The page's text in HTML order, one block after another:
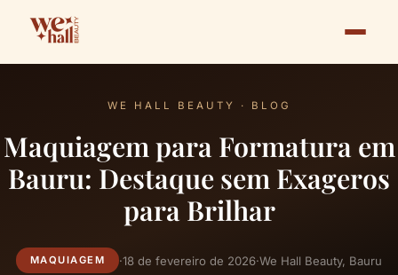
WE HALL BEAUTY · BLOG
Maquiagem para Formatura em
Bauru: Destaque sem Exageros
para Brilhar
MAQUIAGEM ·18 de fevereiro de 2026·We Hall Beauty, Bauru